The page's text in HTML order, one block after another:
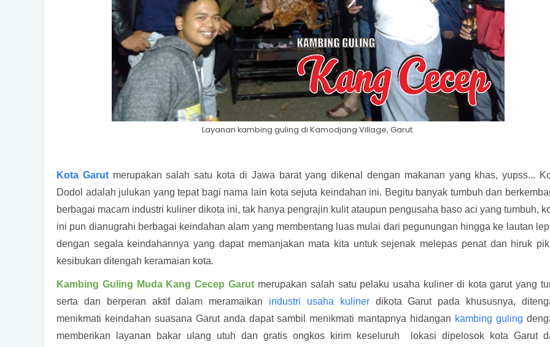
Layanan kambing guling di Kamodjang Village, Garut.
Kota Garutmerupakan salah satu kota di Jawa barat yang dikenal dengan makanan yang khas, yupss...
Dodol adalah julukan yang tepat bagi nama lain kota sejuta keindahan ini. Begitu banyak tumbuh dan
berbagai macam industri kuliner dikota ini, tak hanya pengrajin kulit ataupun pengusaha baso aci yang tumbuh,
ini pun dianugrahi berbagai keindahan alam yang membentang luas mulai dari pegunungan hingga ke lautan
dengan segala keindahannya yang dapat memanjakan mata kita untuk sejenak melepas penat dan hiruk
kesibukan ditengah keramaian kota.
Kambing Guling Muda Kang Cecep Garut merupakan salah satu pelaku usaha kuliner di kota garut yang
serta dan berperan aktif dalam meramaikan industri usaha kulinerdikota Garut pada khususnya,
menikmati keindahan suasana Garut anda dapat sambil menikmati mantapnya hidangan kambing guling
memberikan layanan bakar ulang utuh dan gratis ongkos kirim keseluruh lokasi dipelosok kota Garut